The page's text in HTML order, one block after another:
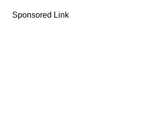
Sponsored Link